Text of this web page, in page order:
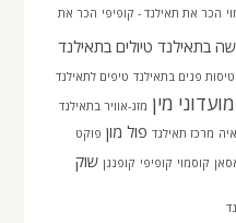
הכר את תאילנד - קופיפי הכר את
בתאילנד טיולים בתאילנד
טיסות פנים בתאילנד טיפים לתאילנד
מועדוני מין מזג-אוויר בתאילנד
מרכז תאילנד פול מון פוקט
קוסמוי קופיפי קופנגן שוק